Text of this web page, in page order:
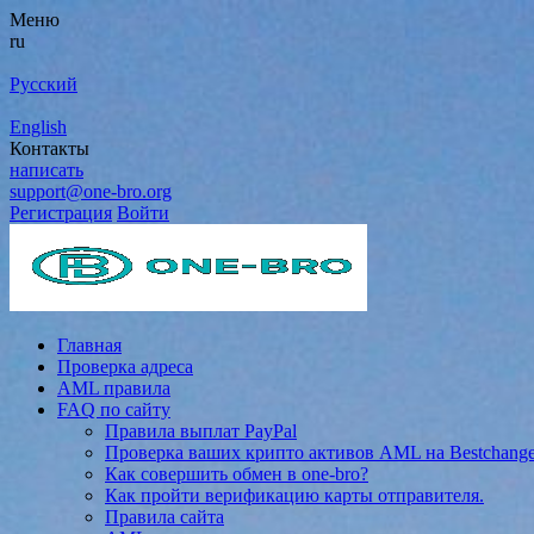
Меню
ru
Русский
English
Контакты
написать
support@one-bro.org
Регистрация Войти
Главная
Проверка адреса
AML правила
FAQ по сайту
Правила выплат PayPal
Проверка ваших крипто активов AML на
Как совершить обмен в one-bro?
Как пройти верификацию карты отправителя.
Правила сайта